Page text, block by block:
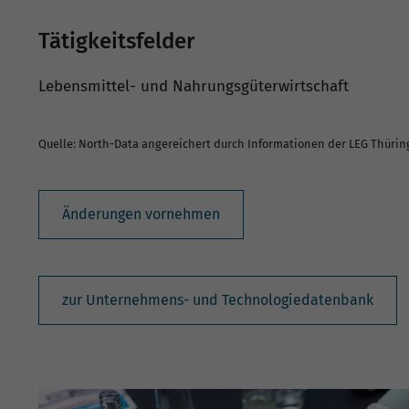
Tätigkeitsfelder
Lebensmittel- und Nahrungsgüterwirtschaft
Quelle: North-Data angereichert durch Informationen der LEG
Änderungen vornehmen
zur Unternehmens- und Technologiedatenbank